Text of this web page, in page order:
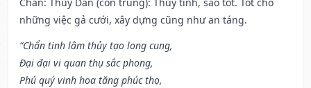
những việc gả cưới, xây dựng cũng như an táng.
“Chẩn tinh lâm thủy tạo long cung,
Đại đại vi quan thụ sắc phong,
Phú quý vinh hoa tăng phúc thọ,